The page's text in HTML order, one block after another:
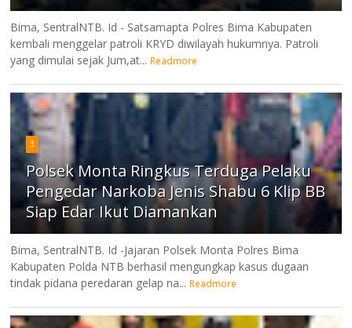
Bima, SentralNTB. Id - Satsamapta Polres Bima Kabupaten
kembali menggelar patroli KRYD diwilayah hukumnya. Patroli
yang dimulai sejak Jum,at... Readmore
3
Polsek Monta Ringkus Terduga Pelaku
Pengedar Narkoba Jenis Shabu 6 Klip BB
Siap Edar Ikut Diamankan
Bima, SentralNTB. Id -Jajaran Polsek Monta Polres Bima
Kabupaten Polda NTB berhasil mengungkap kasus dugaan
tindak pidana peredaran gelap na... Readmore